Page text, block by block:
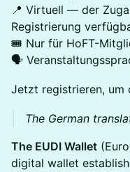
📍 Virtuell — der
Registrierung
🎟️ Nur für HoFT-
🗣️
Jetzt registrieren, um
The German
The EUDI Wallet
digital wallet